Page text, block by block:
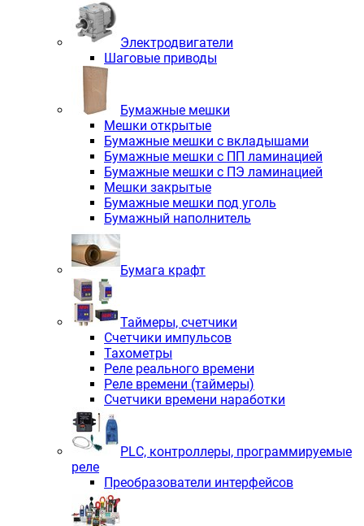
Электродвигатели
Шаговые приводы
Бумажные мешки
Мешки открытые
Бумажные мешки с вкладышами
Бумажные мешки с ПП ламинацией
Бумажные мешки с ПЭ ламинацией
Мешки закрытые
Бумажные мешки под уголь
Бумажный наполнитель
Бумага крафт
Таймеры, счетчики
Счетчики импульсов
Тахометры
Реле реального времени
Реле времени (таймеры)
Счетчики времени наработки
PLС, контроллеры, программируемые
реле
Преобразователи интерфейсов